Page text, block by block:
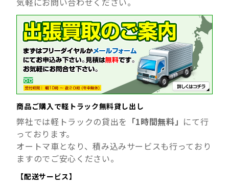
商品ご購入で軽トラック無料貸し出し
弊社では軽トラックの貸出を 「1時間無料」 にて行
っております。
オートマ車となり、積み込みサービスも行っており
ますのでご安心ください。
【配送サービス】